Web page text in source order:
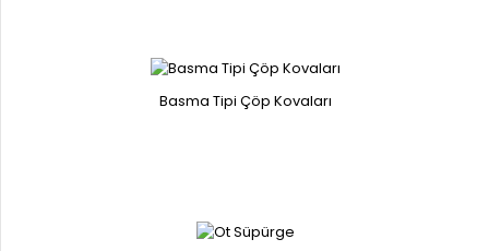
Basma Tipi Çöp Kovaları